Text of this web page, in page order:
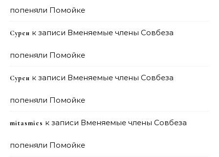
попеняли Помойке
Сурен к записи Вменяемые члены Совбеза
попеняли Помойке
Сурен к записи Вменяемые члены Совбеза
попеняли Помойке
mitasmies к записи Вменяемые члены Совбеза
попеняли Помойке